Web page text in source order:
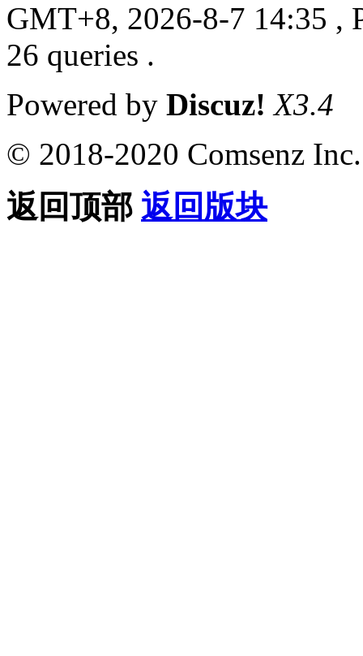
GMT+8, 2026-8-7 14:35 ,
26 queries .
Powered by Discuz! X3.4
© 2018-2020 Comsenz Inc.
返回顶部 返回版块